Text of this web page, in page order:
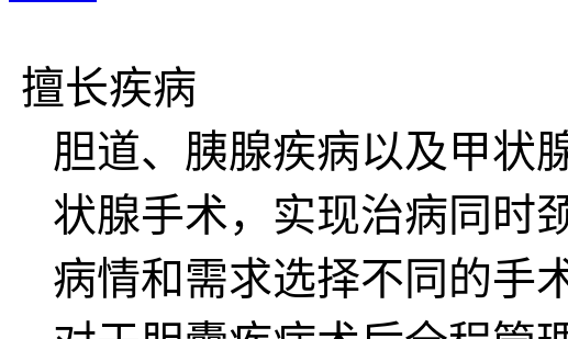
擅长疾病
胆道、胰腺疾病以及甲状
状腺手术，实现治病同时
病情和需求选择不同的手